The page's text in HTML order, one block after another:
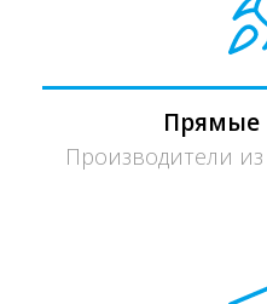
Прямые
Производители